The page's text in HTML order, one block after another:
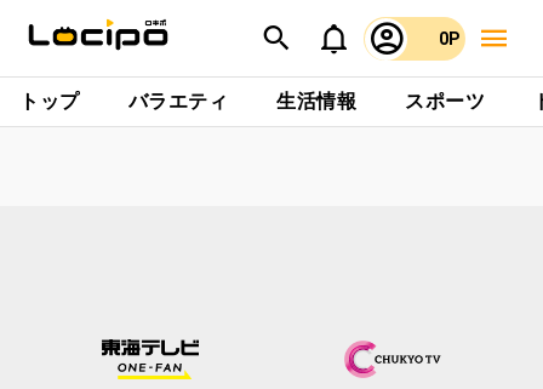
0P
トップ バラエティ 生活情報 スポーツ